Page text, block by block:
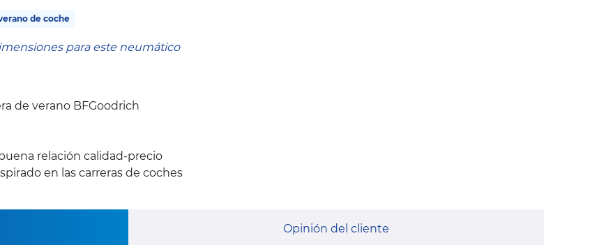
de coche
para este neumático
de verano BFGoodrich
relación calidad-precio
en las carreras de coches
Opinión del cliente